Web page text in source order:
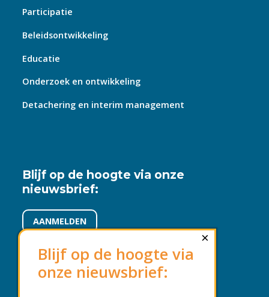
Participatie
Beleidsontwikkeling
Educatie
Onderzoek en ontwikkeling
Detachering en interim management
Blijf op de hoogte via onze
nieuwsbrief:
AANMELDEN
Voorwaarden en beleid
×
Blijf op de hoogte via
onze nieuwsbrief: